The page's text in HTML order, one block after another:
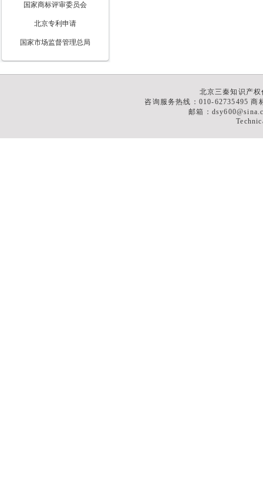
国家商标评审委员会
北京专利申请
国家市场监督管理总局
北京三秦知识产
咨询服务热线：010-62735495 商
邮箱：